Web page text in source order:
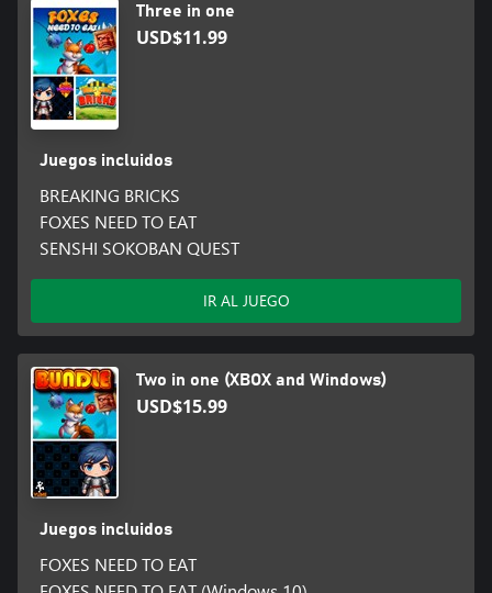
Three in one
USD$11.99
Juegos incluidos
BREAKING BRICKS
FOXES NEED TO EAT
SENSHI SOKOBAN QUEST
IR AL JUEGO
Two in one (XBOX and Windows)
USD$15.99
Juegos incluidos
FOXES NEED TO EAT